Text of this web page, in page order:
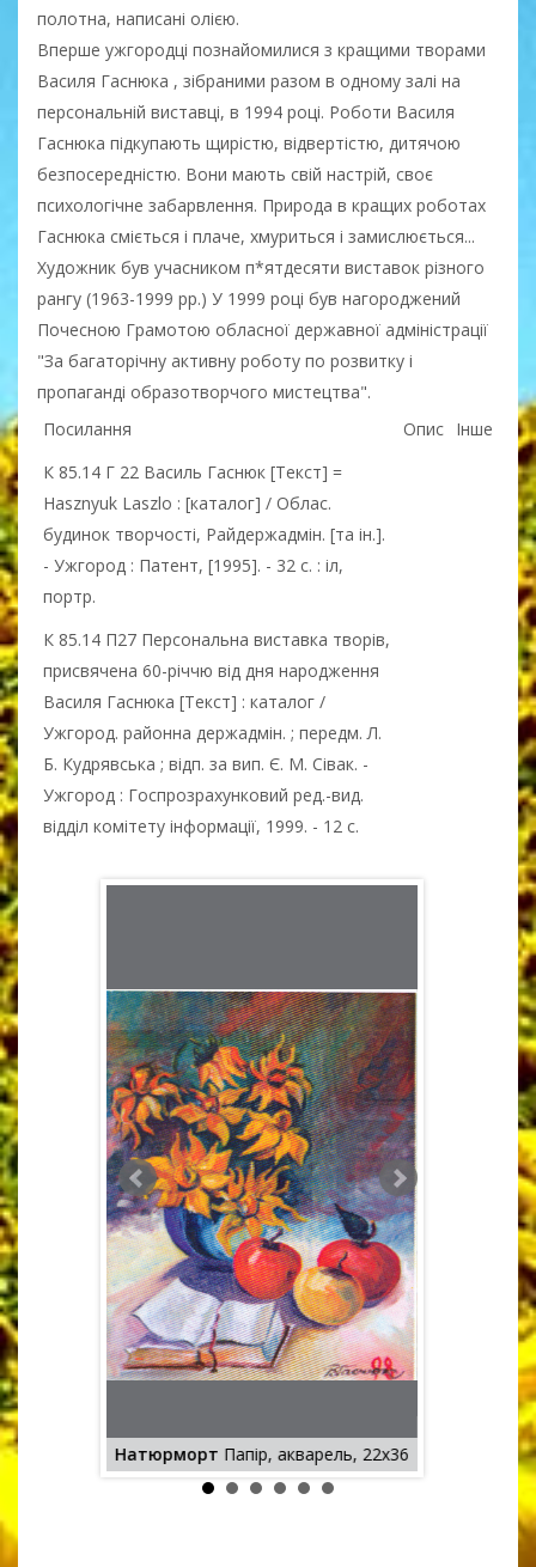
полотна, написані олією.
Вперше ужгородці познайомилися з кращими творами
Василя Гаснюка , зібраними разом в одному залі на
персональній виставці, в 1994 році. Роботи Василя
Гаснюка підкупають щирістю, відвертістю, дитячою
безпосередністю. Вони мають свій настрій, своє
психологічне забарвлення. Природа в кращих роботах
Гаснюка сміється і плаче, хмуриться і замислюється...
Художник був учасником п*ятдесяти виставок різного
рангу (1963-1999 рр.) У 1999 році був нагороджений
Почесною Грамотою обласної державної адміністрації
"За багаторічну активну роботу по розвитку і
пропаганді образотворчого мистецтва".
Посилання
Опис Інше
К 85.14 Г 22 Василь Гаснюк [Текст] =
Hasznyuk Laszlo : [каталог] / Облас.
будинок творчості, Райдержадмін. [та ін.].
- Ужгород : Патент, [1995]. - 32 с. : іл,
портр.
К 85.14 П27 Персональна виставка творів,
присвячена 60-річчю від дня народження
Василя Гаснюка [Текст] : каталог /
Ужгород. районна держадмін. ; передм. Л.
Б. Кудрявська ; відп. за вип. Є. М. Сівак. -
Ужгород : Госпрозрахунковий ред.-вид.
відділ комітету інформації, 1999. - 12 с.
Натюрморт Папір, акварель, 22х36
Свідок